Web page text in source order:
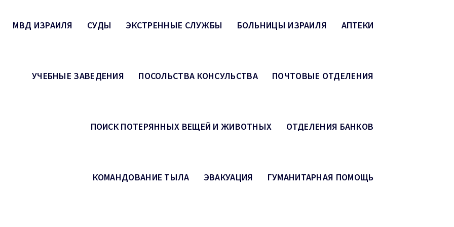
МВД ИЗРАИЛЯ СУДЫ ЭКСТРЕННЫЕ СЛУЖБЫ БОЛЬНИЦЫ ИЗРАИЛЯ АПТЕКИ
УЧЕБНЫЕ ЗАВЕДЕНИЯ ПОСОЛЬСТВА КОНСУЛЬСТВА ПОЧТОВЫЕ ОТДЕЛЕНИЯ
ПОИСК ПОТЕРЯННЫХ ВЕЩЕЙ И ЖИВОТНЫХ ОТДЕЛЕНИЯ БАНКОВ
КОМАНДОВАНИЕ ТЫЛА ЭВАКУАЦИЯ ГУМАНИТАРНАЯ ПОМОЩЬ